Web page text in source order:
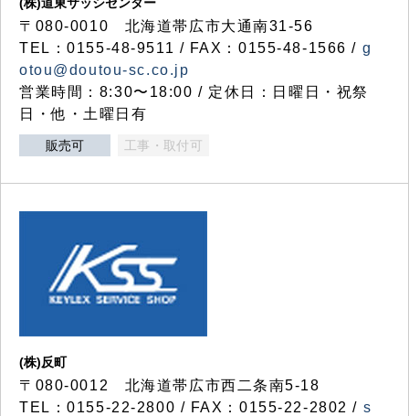
〒080-0010 北海道帯広市大通南31-56
TEL：0155-48-9511 / FAX：0155-48-1566 / g
otou@doutou-sc.co.jp
営業時間：8:30〜18:00 / 定休日：日曜日・祝祭
日・他・土曜日有
販売可 工事・取付可
(株)反町
〒080-0012 北海道帯広市西二条南5-18
TEL：0155-22-2800 / FAX：0155-22-2802 / s